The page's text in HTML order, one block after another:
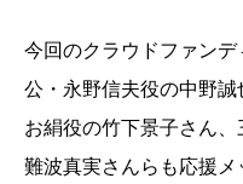
今回のクラウドファンデ
公・永野信夫役の中野誠
お絹役の竹下景子さん
難波真実さんらも応援